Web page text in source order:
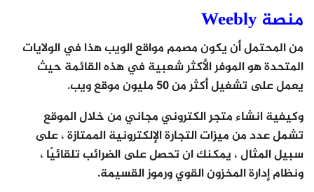
منصة Weebly
من المحتمل أن يكون مصمم مواقع الويب هذا في الولايات
المتحدة هو الموفر الأكثر شعبية في هذه القائمة حيث
يعمل على تشغيل أكثر من 50 مليون موقع ويب.
وكيفية انشاء متجر الكتروني مجاني من خلال الموقع
تشمل عدد من ميزات التجارة الإلكترونية الممتازة ، على
سبيل المثال ، يمكنك ان تحصل على الضرائب تلقائيًا ،
ونظام إدارة المخزون القوي ورموز القسيمة.